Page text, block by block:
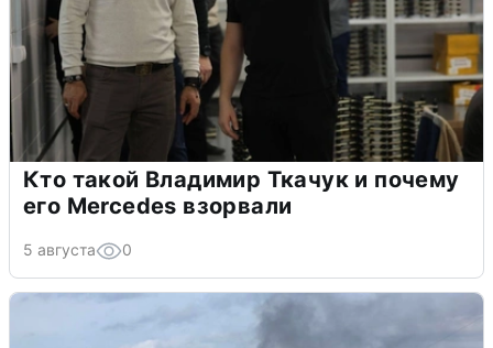
Кто такой Владимир Ткачук и почему
его Mercedes взорвали
5 августа 0